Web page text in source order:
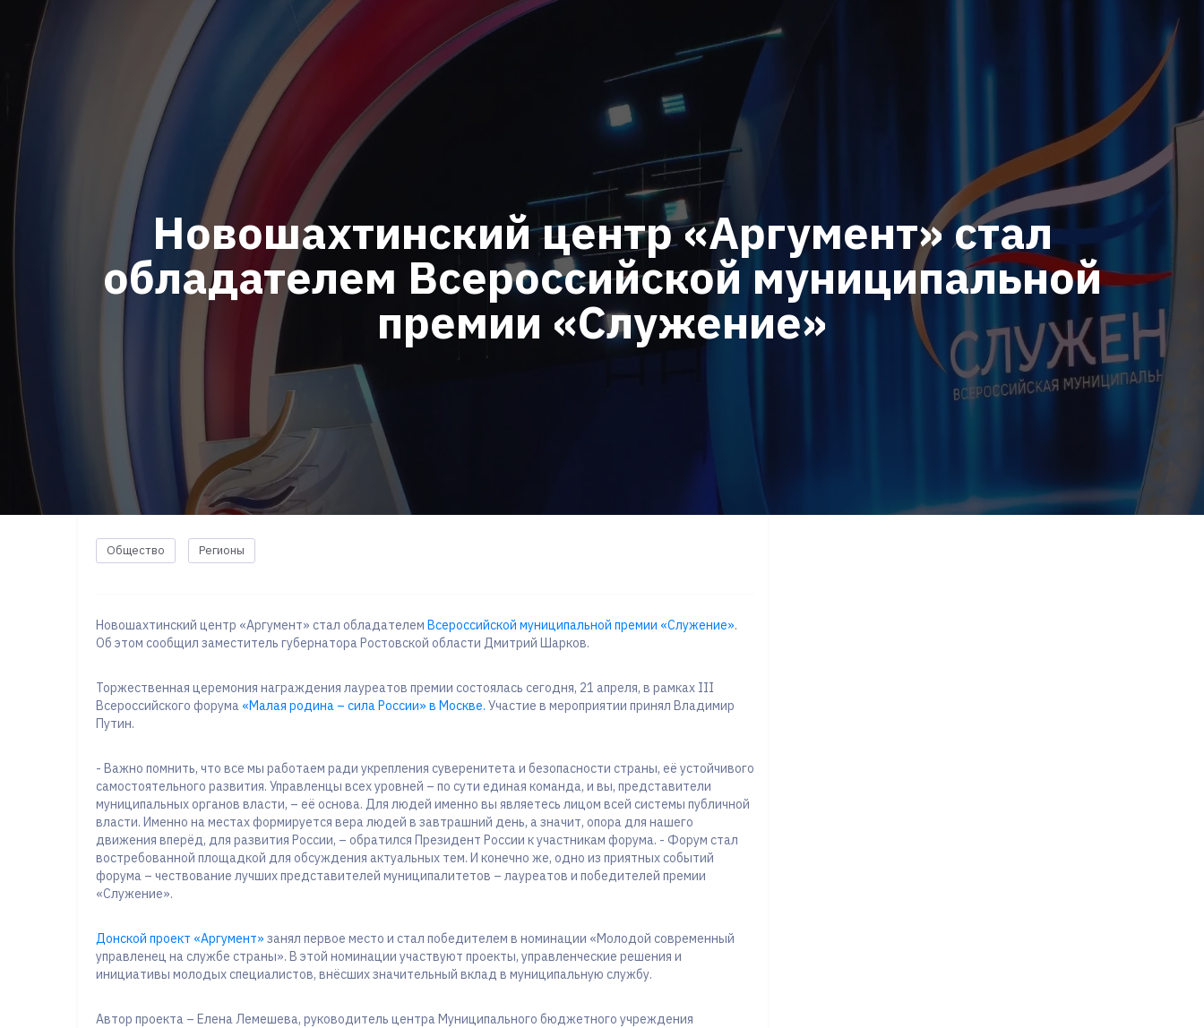
Новошахтинский центр «Аргумент» стал
обладателем Всероссийской муниципальной
премии «Служение»
Общество Регионы
Новошахтинский центр «Аргумент» стал обладателем Всероссийской муниципальной премии «Служение».
Об этом сообщил заместитель губернатора Ростовской области Дмитрий Шарков.
Торжественная церемония награждения лауреатов премии состоялась сегодня, 21 апреля, в рамках III
Всероссийского форума «Малая родина – сила России» в Москве. Участие в мероприятии принял Владимир
Путин.
- Важно помнить, что все мы работаем ради укрепления суверенитета и безопасности страны, её устойчивого
самостоятельного развития. Управленцы всех уровней – по сути единая команда, и вы, представители
муниципальных органов власти, – её основа. Для людей именно вы являетесь лицом всей системы публичной
власти. Именно на местах формируется вера людей в завтрашний день, а значит, опора для нашего
движения вперёд, для развития России, – обратился Президент России к участникам форума. - Форум стал
востребованной площадкой для обсуждения актуальных тем. И конечно же, одно из приятных событий
форума – чествование лучших представителей муниципалитетов – лауреатов и победителей премии
«Служение».
Донской проект «Аргумент» занял первое место и стал победителем в номинации «Молодой современный
управленец на службе страны». В этой номинации участвуют проекты, управленческие решения и
инициативы молодых специалистов, внёсших значительный вклад в муниципальную службу.
Автор проекта – Елена Лемешева, руководитель центра Муниципального бюджетного учреждения